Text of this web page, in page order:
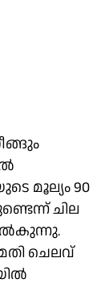
മൂല്യം 90
ചില
നൽകുന്നു.
ചെലവ്